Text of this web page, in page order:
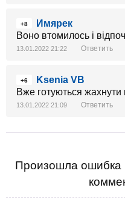
+8
Имярек
Воно втомилось і
13.01.2022 21:22 Ответить
+6
Ksenia VB
Вже готуються жахнути
13.01.2022 21:09 Ответить
Произошла ошибка